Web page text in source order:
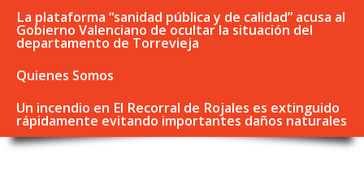
La plataforma “sanidad pública y de calidad” acusa al
Gobierno Valenciano de ocultar la situación del
departamento de Torrevieja
Quienes Somos
Un incendio en El Recorral de Rojales es extinguido
rápidamente evitando importantes daños naturales